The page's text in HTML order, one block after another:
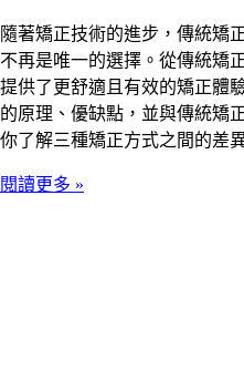
隨著矯正技術的進步，傳統矯
不再是唯一的選擇。從傳統矯
提供了更舒適且有效的矯正體
的原理、優缺點，並與傳統矯
你了解三種矯正方式之間的差
閱讀更多 »